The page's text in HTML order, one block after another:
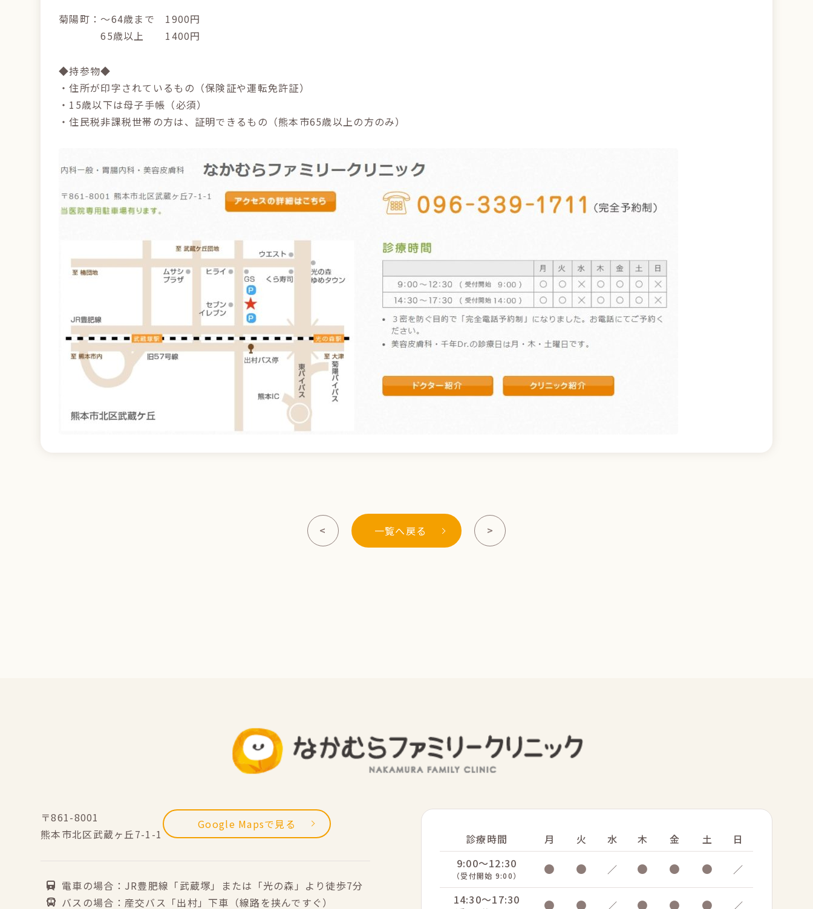
菊陽町：～64歳まで 1900円
65歳以上 1400円
◆持参物◆
・住所が印字されているもの（保険証や運転免許証）
・15歳以下は母子手帳（必須）
・住民税非課税世帯の方は、証明できるもの（熊本市65歳以上の方のみ）
< 一覧へ戻る >
〒861-8001
熊本市北区武蔵ヶ丘7-1-1
Google Mapsで見る
電車の場合：JR豊肥線「武蔵塚」または「光の森」より徒歩7分
バスの場合：産交バス「出村」下車（線路を挟んですぐ）
診療時間 月 火 水 木 金 土
日
9:00～12:30
（受付開始 9:00） ● ● ／ ● ● ● ／
14:30～17:30 ● ● ／ ● ● ● ／